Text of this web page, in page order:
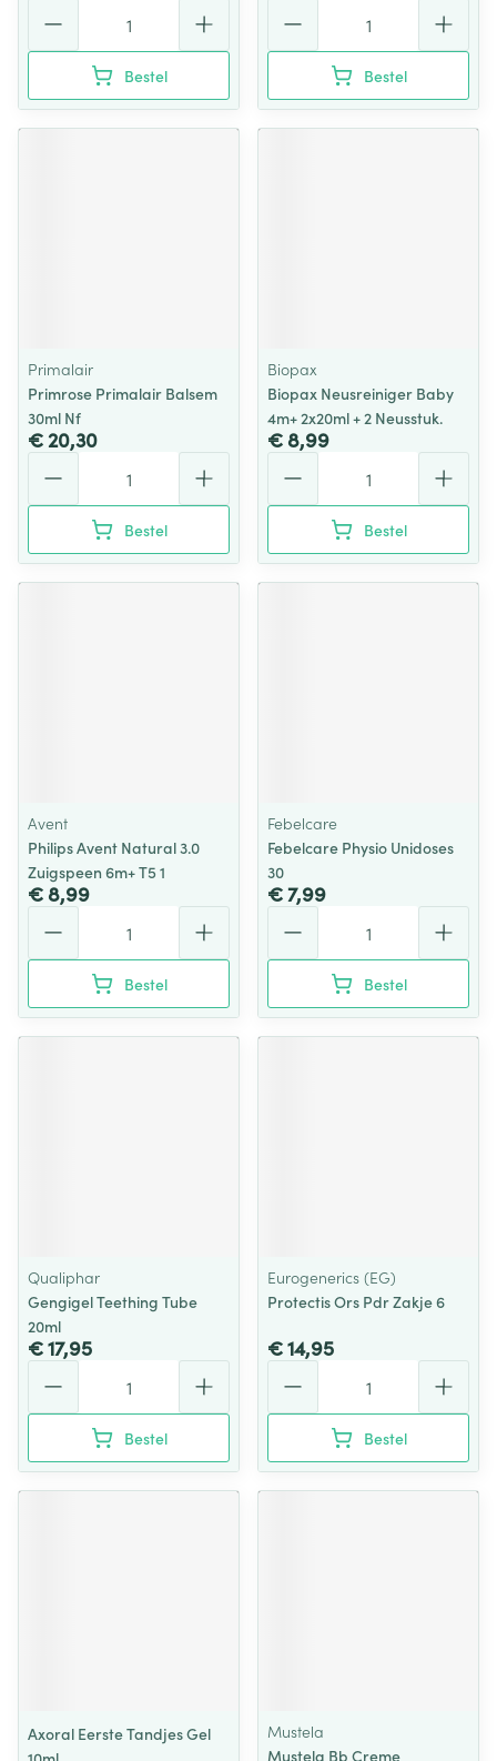
Bestel Bestel
Primalair
Primrose Primalair Balsem
30ml Nf
€ 20,30
Bestel
Biopax
Biopax Neusreiniger Baby
4m+ 2x20ml + 2 Neusstuk.
€ 8,99
Bestel
Avent
Philips Avent Natural 3.0
Zuigspeen 6m+ T5 1
€ 8,99
Bestel
Febelcare
Febelcare Physio Unidoses
30
€ 7,99
Bestel
Qualiphar
Gengigel Teething Tube
20ml
€ 17,95
Bestel
Eurogenerics (EG)
Protectis Ors Pdr Zakje 6
€ 14,95
Bestel
Axoral Eerste Tandjes Gel
Mustela
Mustela Bb Creme